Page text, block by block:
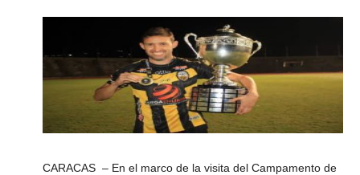
CARACAS – En el marco de la visita del Campamento de